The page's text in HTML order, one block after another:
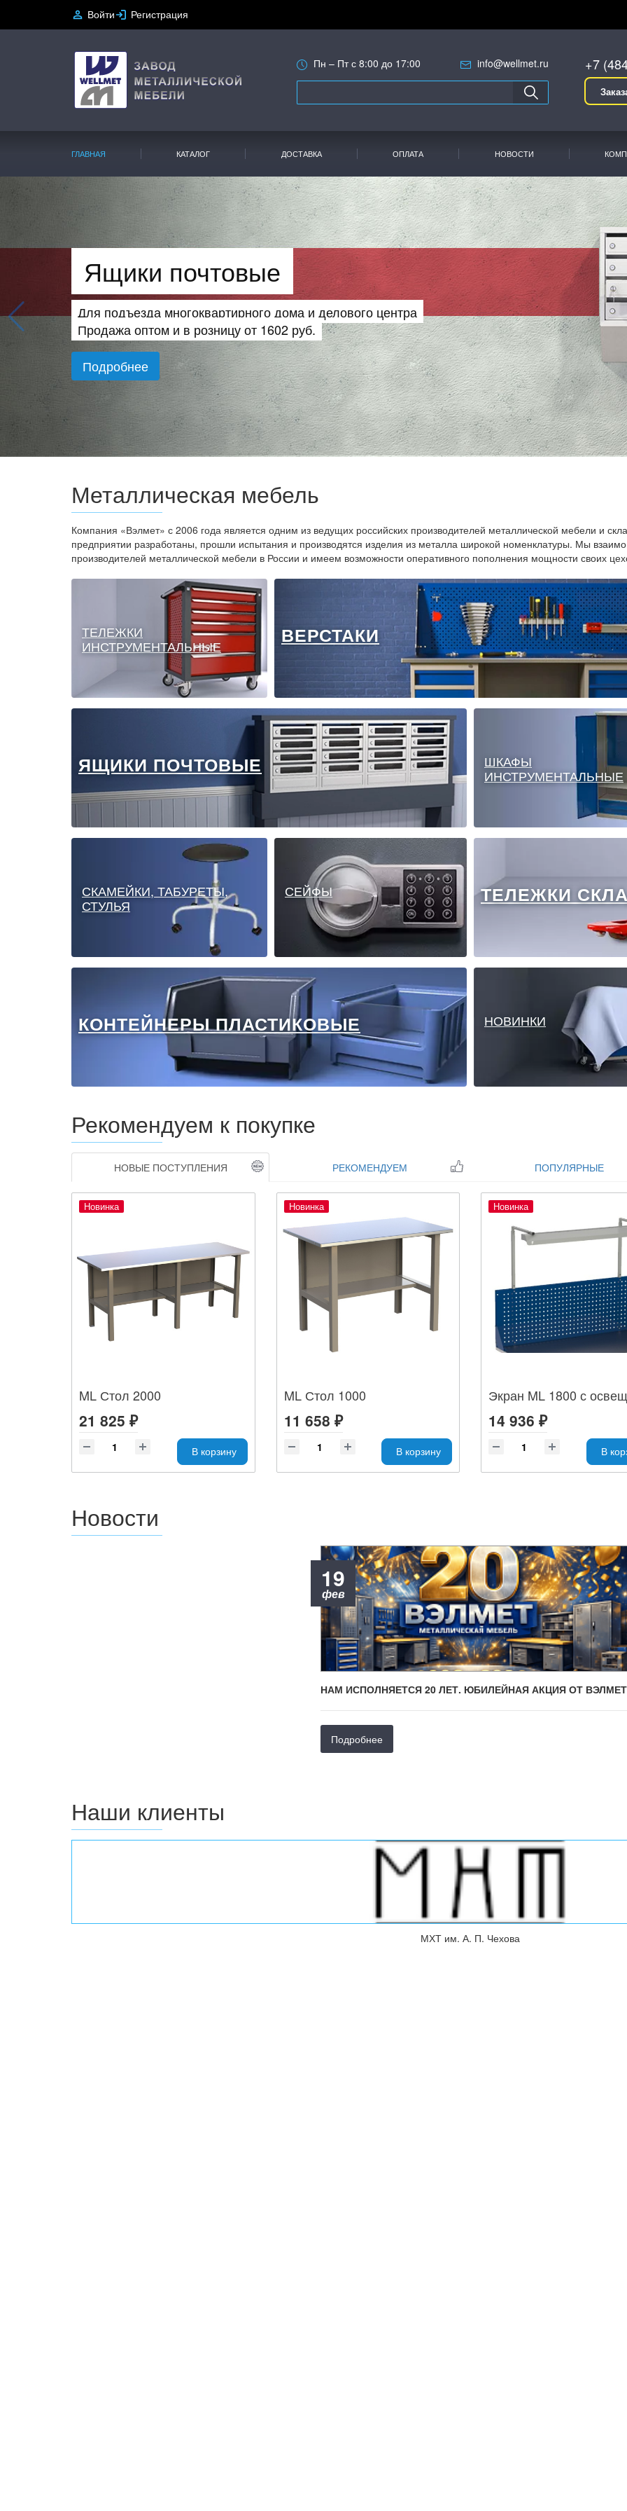
Войти Регистрация
Пн – Пт с 8:00 до 17:00 info@wellmet.ru +7
ГЛАВНАЯ КАТАЛОГ ДОСТАВКА ОПЛАТА НОВОСТИ
Ящики почтовые
Для подъезда многоквартирного дома и делового центра
Продажа оптом и в розницу от 1602 руб.
Подробнее
Металлическая мебель
Компания «Вэлмет» с 2006 года является одним из ведущих российских производителей металлической мебели и
предприятии разработаны, прошли испытания и производятся изделия из металла широкой номенклатуры. Мы
производителей металлической мебели в России и имеем возможности оперативного пополнения мощности своих
ВЕРСТАКИ
ТЕЛЕЖКИ
ИНСТРУМЕНТАЛЬНЫЕ
ЯЩИКИ ПОЧТОВЫЕ
ШКАФЫ
ИНСТРУМЕНТАЛЬНЫЕ
ТЕЛЕЖКИ
СКАМЕЙКИ, ТАБУРЕТЫ,
СТУЛЬЯ
СЕЙФЫ
КОНТЕЙНЕРЫ ПЛАСТИКОВЫЕ НОВИНКИ
Рекомендуем к покупке
НОВЫЕ ПОСТУПЛЕНИЯ РЕКОМЕНДУЕМ ПОПУЛЯРНЫЕ
Новинка
ML Стол 2000
21 825 ₽
В корзину
Новинка
ML Стол 1000
11 658 ₽
В корзину
Новинка
14 936 ₽
В
Новости
19
фев
НАМ ИСПОЛНЯЕТСЯ 20 ЛЕТ. ЮБИЛЕЙНАЯ АКЦИЯ ОТ
Подробнее
Наши клиенты
МХТ им. А. П. Чехова